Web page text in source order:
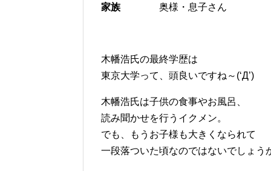
家族 奥様・息子さん
木幡浩氏の最終学歴は
東京大学って、頭良いですね～(‘Д’)
木幡浩氏は子供の食事やお風呂、
読み聞かせを行うイクメン。
でも、もうお子様も大きくなられて
一段落ついた頃なのではないでしょう